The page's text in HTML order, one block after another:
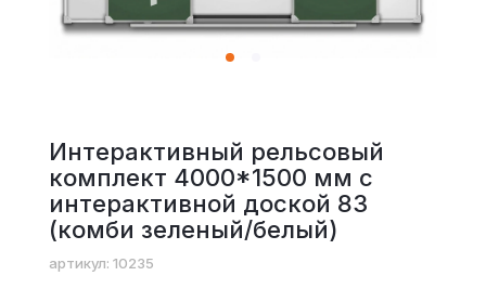
Интерактивный рельсовый
комплект 4000*1500 мм с
интерактивной доской 83
(комби зеленый/белый)
артикул: 10235